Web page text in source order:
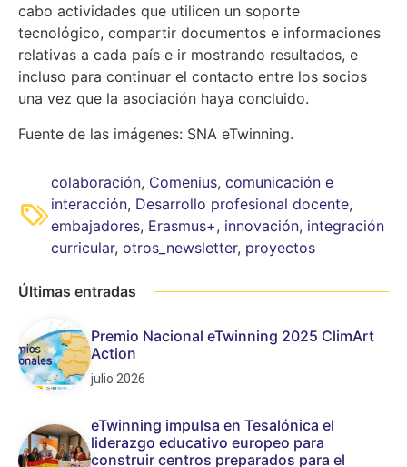
cabo actividades que utilicen un soporte
tecnológico, compartir documentos e informaciones
relativas a cada país e ir mostrando resultados, e
incluso para continuar el contacto entre los socios
una vez que la asociación haya concluido.
Fuente de las imágenes: SNA eTwinning.
colaboración, Comenius, comunicación e
interacción, Desarrollo profesional docente,
embajadores, Erasmus+, innovación, integración
curricular, otros_newsletter, proyectos
Últimas entradas
Premio Nacional eTwinning 2025 ClimArt
Action
julio 2026
eTwinning impulsa en Tesalónica el
liderazgo educativo europeo para
construir centros preparados para el